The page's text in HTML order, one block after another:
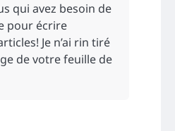
qui avez besoin de
pour écrire
Je n’ai rin tiré
de votre feuille de